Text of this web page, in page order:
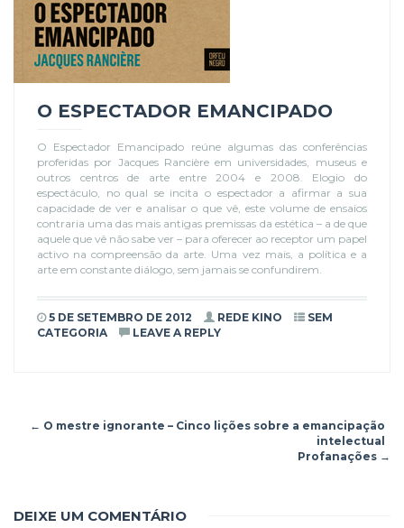
O ESPECTADOR EMANCIPADO
O Espectador Emancipado reúne algumas das conferências
proferidas por Jacques Rancière em universidades, museus e
outros centros de arte entre 2004 e 2008. Elogio do
espectáculo, no qual se incita o espectador a afirmar a sua
capacidade de ver e analisar o que vê, este volume de ensaios
contraria uma das mais antigas premissas da estética – a de que
aquele que vê não sabe ver – para oferecer ao receptor um papel
activo na compreensão da arte. Uma vez mais, a política e a
arte em constante diálogo, sem jamais se confundirem.
5 DE SETEMBRO DE 2012 REDE KINO
SEM
CATEGORIA
LEAVE A REPLY
← O mestre ignorante – Cinco lições sobre a emancipação
intelectual
Profanações →
DEIXE UM COMENTÁRIO